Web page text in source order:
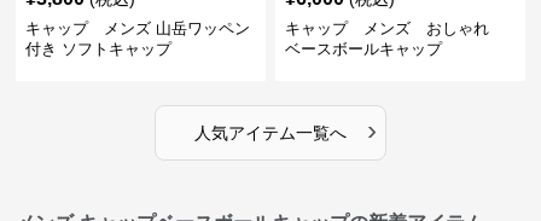
キャップ メンズ 山岳ワッペン
付き ソフトキャップ
キャップ メンズ おしゃれ
ベースボールキャップ
人気アイテム一覧へ ›